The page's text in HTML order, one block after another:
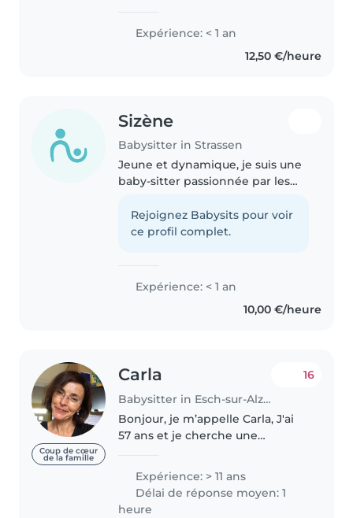
drawing as a hobby and doing
other crafts like origami etc.
Expérience: < 1 an
12,50 €/heure
Sizène
Babysitter in Strassen
Jeune et dynamique, je suis une
baby-sitter passionnée par les
attentive, idéal pour s'occuper
des enfants en bas âge. Je parle
Rejoignez Babysits pour voir
ce profil complet.
Expérience: < 1 an
10,00 €/heure
Coup de cœur
de la famille
Carla
Babysitter in Esch-sur-Alzette
16
Bonjour, je m’appelle Carla, J'ai
57 ans et je cherche une
suis diplômée en psychologie et
mère de deux filles adultes. J'ai
des expériences d'éducatrice..
Expérience: > 11 ans
Délai de réponse moyen: 1
heure